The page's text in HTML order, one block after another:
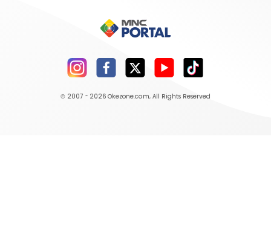
© 2007 - 2026 Okezone.com, All Rights Reserved